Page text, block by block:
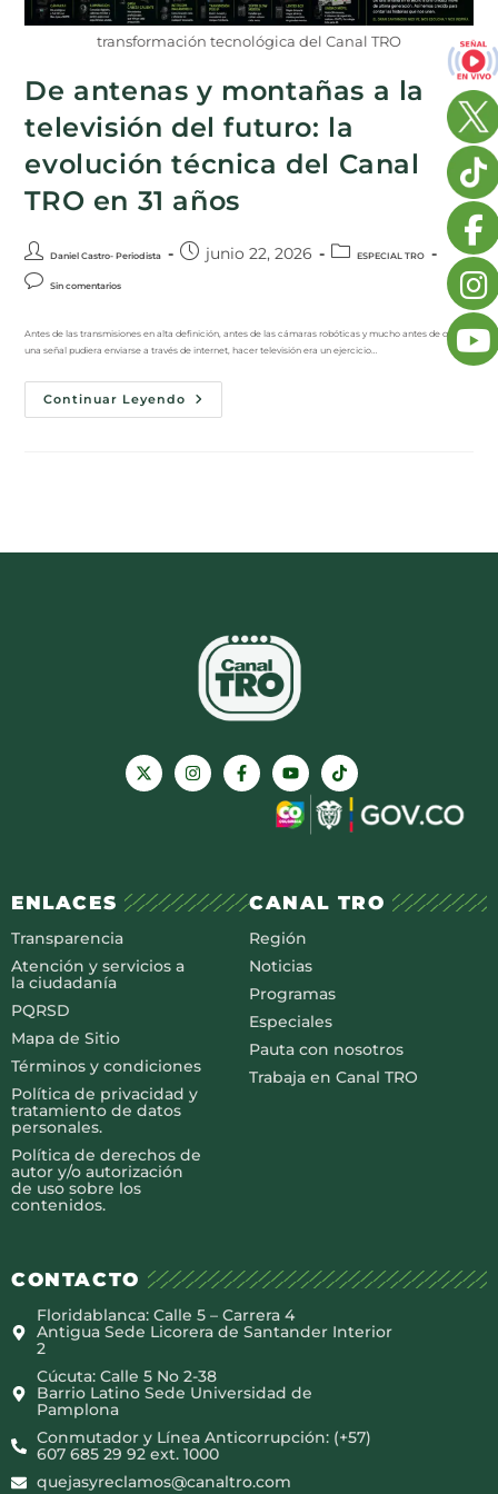
transformación tecnológica del Canal TRO
De antenas y montañas a la
televisión del futuro: la
evolución técnica del Canal
TRO en 31 años
Daniel Castro- Periodista junio 22, 2026 ESPECIAL TRO
Sin comentarios
Antes de las transmisiones en alta definición, antes de las cámaras robóticas y mucho antes de que
una señal pudiera enviarse a través de internet, hacer televisión era un ejercicio…
Continuar Leyendo
ENLACES
Transparencia
Atención y servicios a
la ciudadanía
PQRSD
Mapa de Sitio
Términos y condiciones
Política de privacidad y
tratamiento de datos
personales.
Política de derechos de
autor y/o autorización
de uso sobre los
contenidos.
CANAL TRO
Región
Noticias
Programas
Especiales
Pauta con nosotros
Trabaja en Canal TRO
CONTACTO
Floridablanca: Calle 5 – Carrera 4
Antigua Sede Licorera de Santander Interior
2
Cúcuta: Calle 5 No 2-38
Barrio Latino Sede Universidad de
Pamplona
Conmutador y Línea Anticorrupción: (+57)
607 685 29 92 ext. 1000
quejasyreclamos@canaltro.com